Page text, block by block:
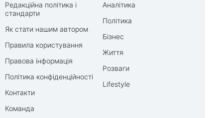
Редакційна політика і
стандарти
Як стати нашим автором
Правила користування
Правова інформація
Політика конфіденційності
Контакти
Команда
Аналітика
Політика
Бізнес
Життя
Розваги
Lifestyle